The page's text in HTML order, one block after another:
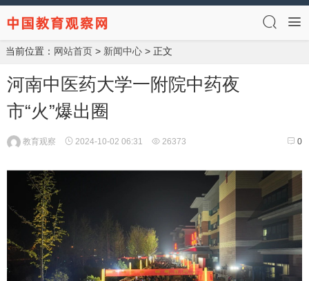
当前位置： 网站首页 > 新闻中心 > 正文
河南中医药大学一附院中药夜
市“火”爆出圈
0
教育观察 2024-10-02 06:31 26373